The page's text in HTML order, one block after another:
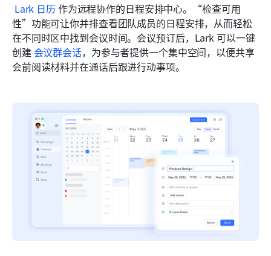
Lark 日历 作为远程协作的日程安排中心。“检查可用
性”功能可让你并排查看团队成员的日程安排，从而轻松
在不同时区中找到会议时间。会议预订后，Lark 可以一键
创建 会议群会话，为参与者提供一个集中空间，以便共享
会前阅读材料并在通话后跟进行动事项。